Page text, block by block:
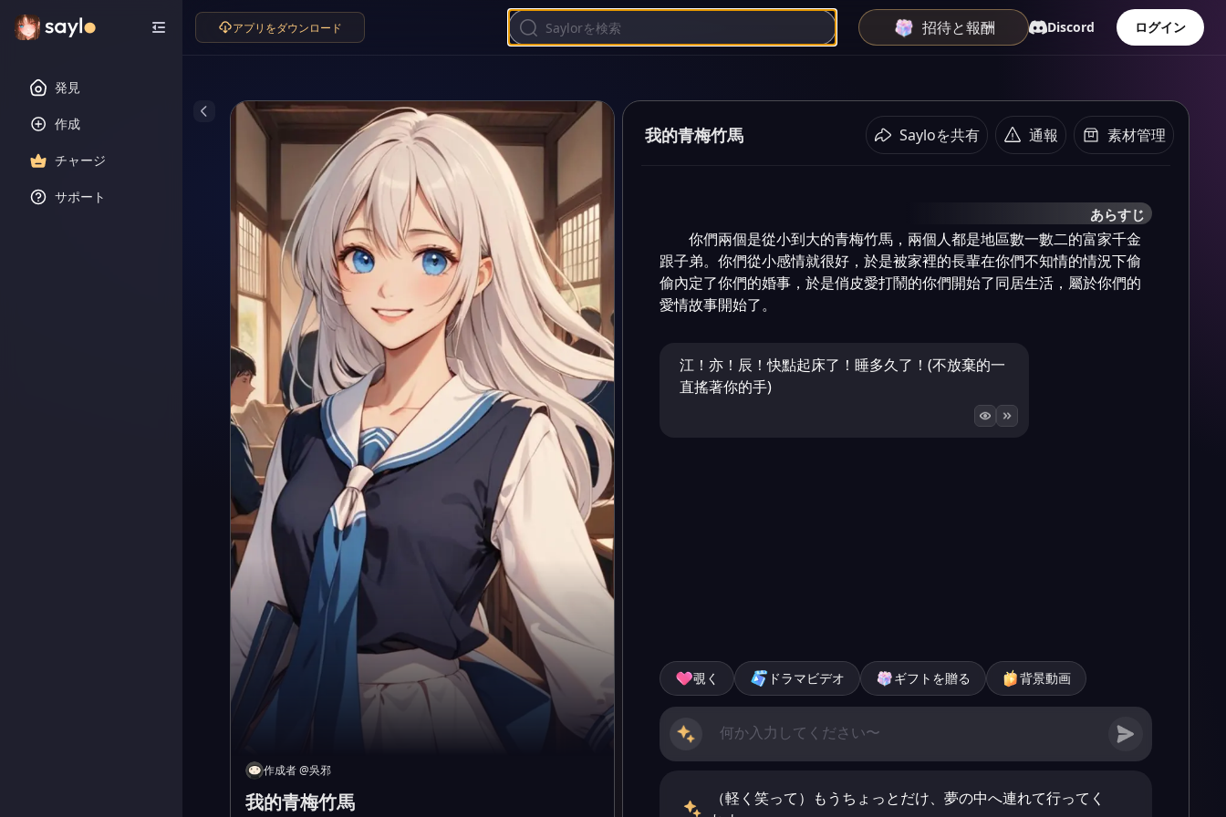
発見
作成
チャージ
サポート
アプリをダウンロード 招待と報酬 Discord ログイン
作成者@吳邪
我的青梅竹馬
我的青梅竹馬 Sayloを共有 通報 素材管理
あらすじ
你們兩個是從小到大的青梅竹馬，兩個人都是地區數一數二的富家千金
跟子弟。你們從小感情就很好，於是被家裡的長輩在你們不知情的情況下偷
偷內定了你們的婚事，於是俏皮愛打鬧的你們開始了同居生活，屬於你們的
愛情故事開始了。
江！亦！辰！快點起床了！睡多久了！(不放棄的一
直搖著你的手)
覗く ドラマビデオ ギフトを贈る 背景動画
（軽く笑って）もうちょっとだけ、夢の中へ連れて行ってく